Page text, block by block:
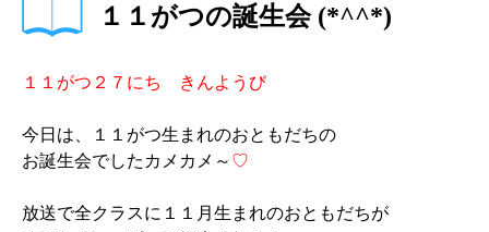
１１がつの誕生会 (*^^*)
１１がつ２７にち きんようび
今日は、１１がつ生まれのおともだちの
お誕生会でしたカメカメ～ ♡
放送で全クラスに１１月生まれのおともだちが